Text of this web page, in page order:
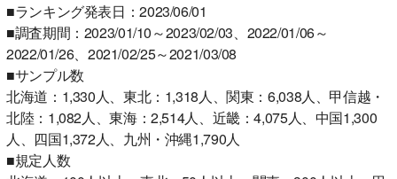
■ランキング発表日：2023/06/01
■調査期間：2023/01/10～2023/02/03、2022/01/06～
2022/01/26、2021/02/25～2021/03/08
■サンプル数
北海道：1,330人、東北：1,318人、関東：6,038人、甲信越・
北陸：1,082人、東海：2,514人、近畿：4,075人、中国1,300
人、四国1,372人、九州・沖縄1,790人
■規定人数